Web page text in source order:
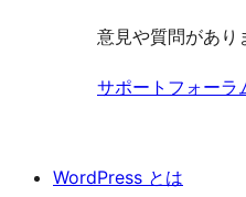
意見や質問があり
サポートフォーラ
WordPress とは